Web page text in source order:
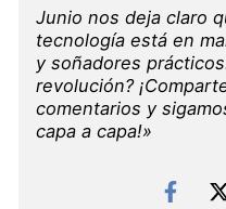
Junio nos deja claro
tecnología está en
y soñadores
revolución?
comentarios y
capa a capa!»